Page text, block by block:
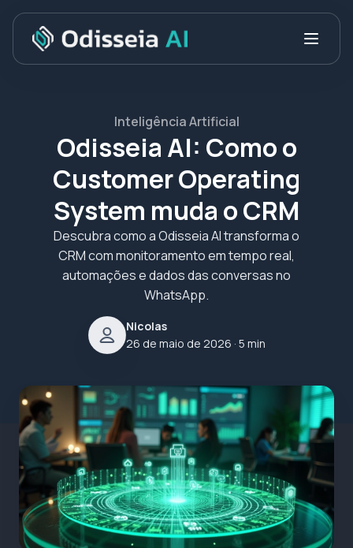
Inteligência Artificial
Odisseia AI: Como o
Customer Operating
System muda o CRM
Descubra como a Odisseia AI transforma o
CRM com monitoramento em tempo real,
automações e dados das conversas no
WhatsApp.
Nicolas
26 de maio de 2026 · 5 min